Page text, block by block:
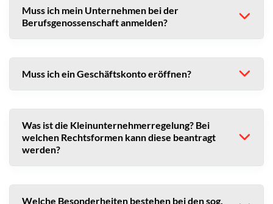
Muss ich mein Unternehmen bei der
Berufsgenossenschaft anmelden?
Muss ich ein Geschäftskonto eröffnen?
Was ist die Kleinunternehmerregelung? Bei
welchen Rechtsformen kann diese beantragt
werden?
Welche Besonderheiten bestehen bei den sog.